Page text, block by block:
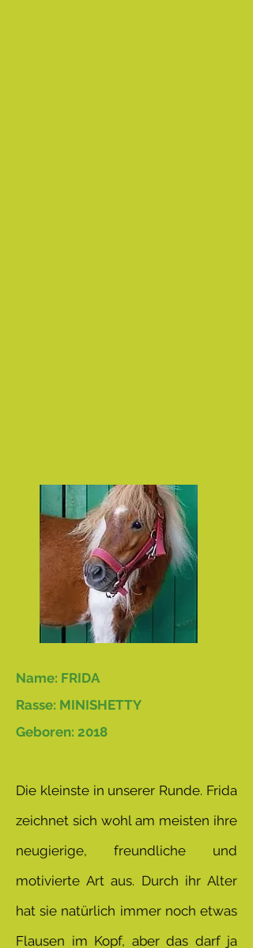
Name: FRIDA
Rasse: MINISHETTY
Geboren: 2018
Die kleinste in unserer Runde. Frida
zeichnet sich wohl am meisten ihre
neugierige, freundliche und
motivierte Art aus. Durch ihr Alter
hat sie natürlich immer noch etwas
Flausen im Kopf, aber das darf ja